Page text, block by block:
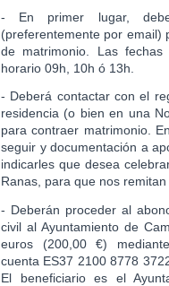
- En primer lugar,
(preferentemente por email)
de matrimonio. Las
horario 09h, 10h ó 13h.
- Deberá contactar con el
residencia (o bien en una
para contraer matrimonio.
seguir y documentación a
indicarles que desea
Ranas, para que nos
- Deberán proceder al
civil al Ayuntamiento de
euros (200,00 €)
cuenta ES37 2100 8778
El beneficiario es el